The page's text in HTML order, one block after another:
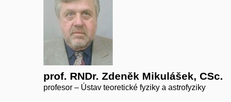
prof. RNDr. Zdeněk Mikulášek, CSc.
profesor – Ústav teoretické fyziky a astrofyziky